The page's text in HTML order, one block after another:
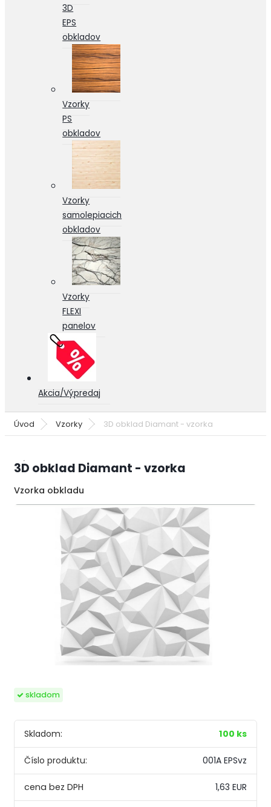
3D
EPS
obkladov
Vzorky
PS
obkladov
Vzorky
samolepiacich
obkladov
Vzorky
FLEXI
panelov
Akcia/Výpredaj
Úvod Vzorky 3D obklad Diamant - vzorka
3D obklad Diamant - vzorka
Vzorka obkladu
skladom
Skladom: 100 ks
Číslo produktu: 001A EPSvz
1,63 EUR